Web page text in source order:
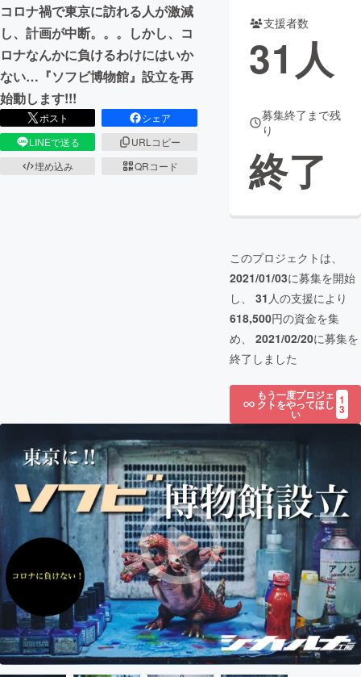
コロナ禍で東京に訪れる人が激減
し、計画が中断。。。しかし、コ
ロナなんかに負けるわけにはいか
ない…『ソフビ博物館』設立を再
始動します!!!
ポスト
シェア
LINEで送る
URLコピー
埋め込み
QRコード
支援者数
31 人
募集終了まで残
り
終了
このプロジェクトは、
2021/01/03に募集を開始
し、 31 人の支援により
618,500円の資金を集
め、 2021/02/20に募集を
終了しました
もう一度プロジェ
クトをやってほし
い
1
3